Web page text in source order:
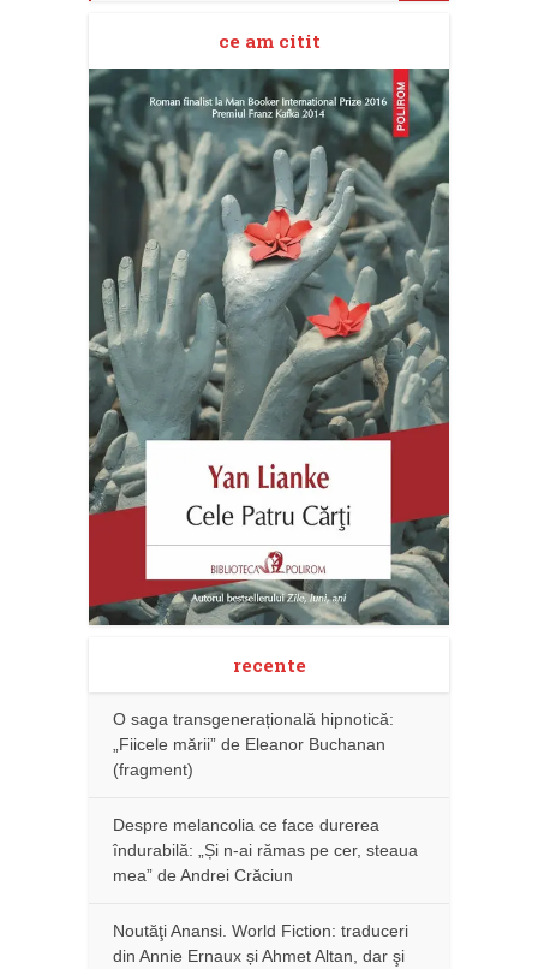
ce am citit
recente
O saga transgenerațională hipnotică:
„Fiicele mării” de Eleanor Buchanan
(fragment)
Despre melancolia ce face durerea
îndurabilă: „Și n-ai rămas pe cer, steaua
mea” de Andrei Crăciun
Noutăţi Anansi. World Fiction: traduceri
din Annie Ernaux și Ahmet Altan, dar şi